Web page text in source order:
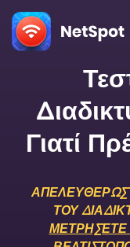
Γιατί
ΤΟΥ
ΜΕΤΡΉΣΕΤΕ